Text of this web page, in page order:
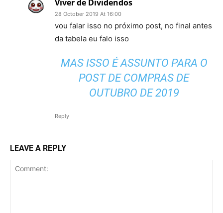
Viver de Dividendos
28 October 2019 At 16:00
vou falar isso no próximo post, no final antes
da tabela eu falo isso
MAS ISSO É ASSUNTO PARA O
POST DE COMPRAS DE
OUTUBRO DE 2019
Reply
LEAVE A REPLY